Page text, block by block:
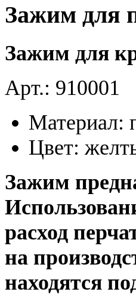
Зажим для
Зажим для
Арт.: 910001
Материал:
Цвет:
Зажим
расход
на
находятся